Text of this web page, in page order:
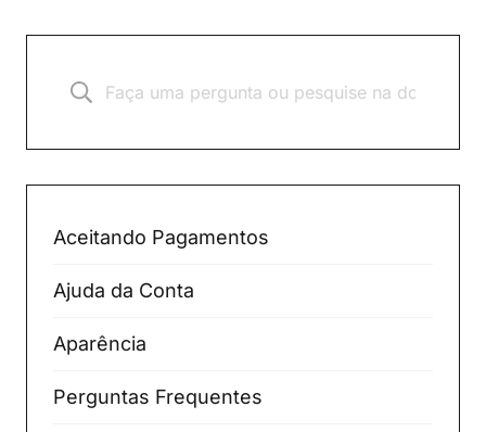
Aceitando Pagamentos
Ajuda da Conta
Aparência
Perguntas Frequentes